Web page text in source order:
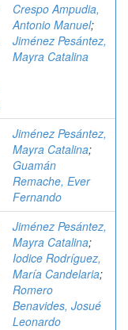
Crespo Ampudia,
Antonio Manuel;
Jiménez Pesántez,
Mayra Catalina
Jiménez Pesántez,
Mayra Catalina;
Guamán
Remache, Ever
Fernando
Jiménez Pesántez,
Mayra Catalina;
Iodice Rodríguez,
María Candelaria;
Romero
Benavides, Josué
Leonardo